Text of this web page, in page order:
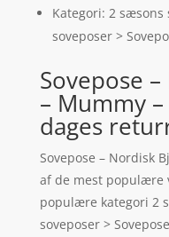
Kategori: 2 sæsons
soveposer >
Sovepose
– Mummy
dages
Sovepose – Nordisk
af de mest populære
populære kategori 2
soveposer >